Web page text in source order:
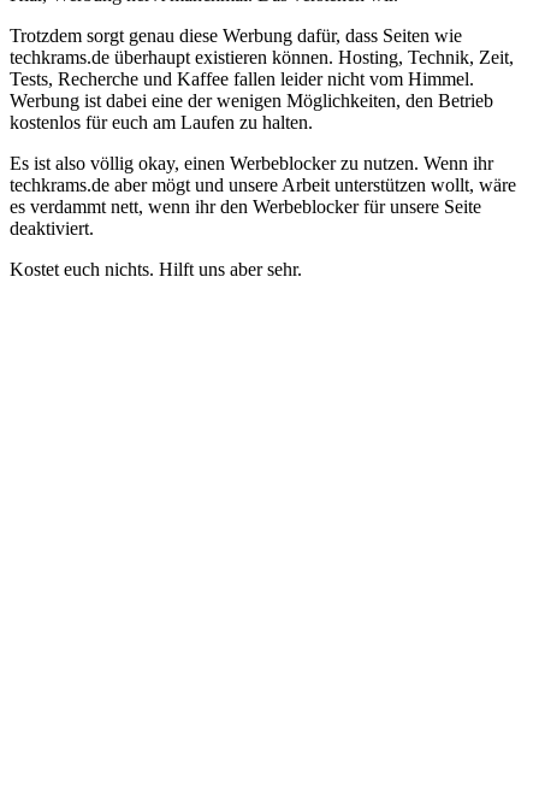
Trotzdem sorgt genau diese Werbung dafür, dass Seiten wie
techkrams.de überhaupt existieren können. Hosting, Technik, Zeit,
Tests, Recherche und Kaffee fallen leider nicht vom Himmel.
Werbung ist dabei eine der wenigen Möglichkeiten, den Betrieb
kostenlos für euch am Laufen zu halten.
Es ist also völlig okay, einen Werbeblocker zu nutzen. Wenn ihr
techkrams.de aber mögt und unsere Arbeit unterstützen wollt, wäre
es verdammt nett, wenn ihr den Werbeblocker für unsere Seite
deaktiviert.
Kostet euch nichts. Hilft uns aber sehr.